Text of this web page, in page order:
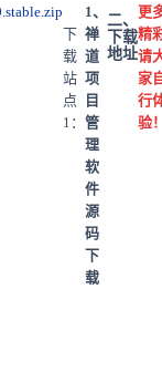
更
精
请
家
行
验！
二、
下载
地址
1、
禅
道
项
目
管
理
软
件
源
码
下
载
下
载
站
点
1：